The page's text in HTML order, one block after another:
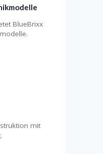
BlueBrixx
mit